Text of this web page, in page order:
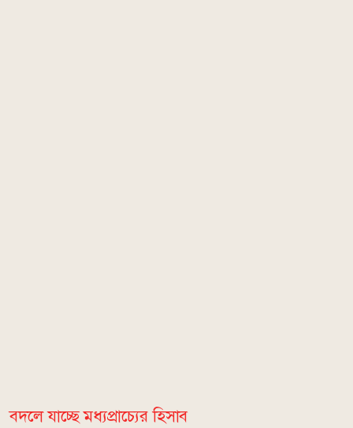
বদলে যাচ্ছে মধ্যপ্রাচ্যের হিসাব